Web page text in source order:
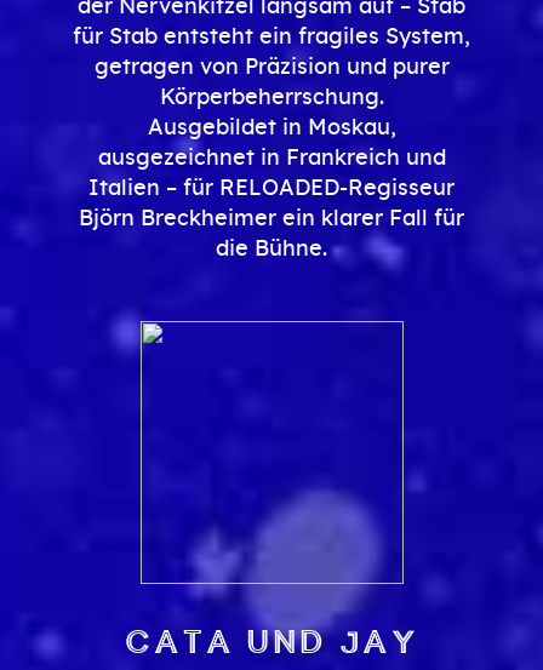
der Nervenkitzel langsam auf – Stab
für Stab entsteht ein fragiles System,
getragen von Präzision und purer
Körperbeherrschung.
Ausgebildet in Moskau,
ausgezeichnet in Frankreich und
Italien – für RELOADED-Regisseur
Björn Breckheimer ein klarer Fall für
die Bühne.
Cata und Jay